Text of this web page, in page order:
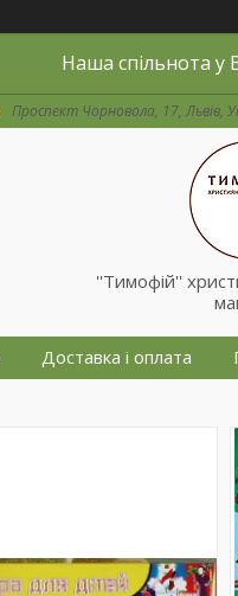
Наша спільнота у
Проспект Чорновола, 17, Львів,
''Тимофій''
Доставка і оплата